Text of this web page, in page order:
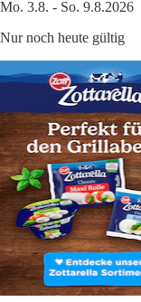
Mo. 3.8. - So. 9.8.2026
Nur noch heute gültig